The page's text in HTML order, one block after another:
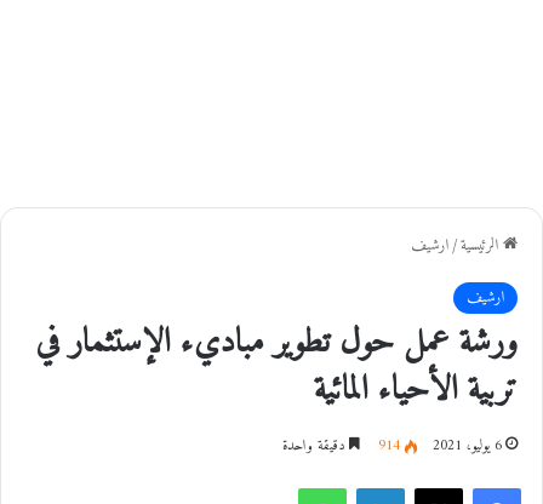
الرئيسية/ارشيف
ارشيف
ورشة عمل حول تطوير مباديء الإستثمار في
تربية الأحياء المائية
6 يوليو، 2021 914 دقيقة واحدة
فيسبوك